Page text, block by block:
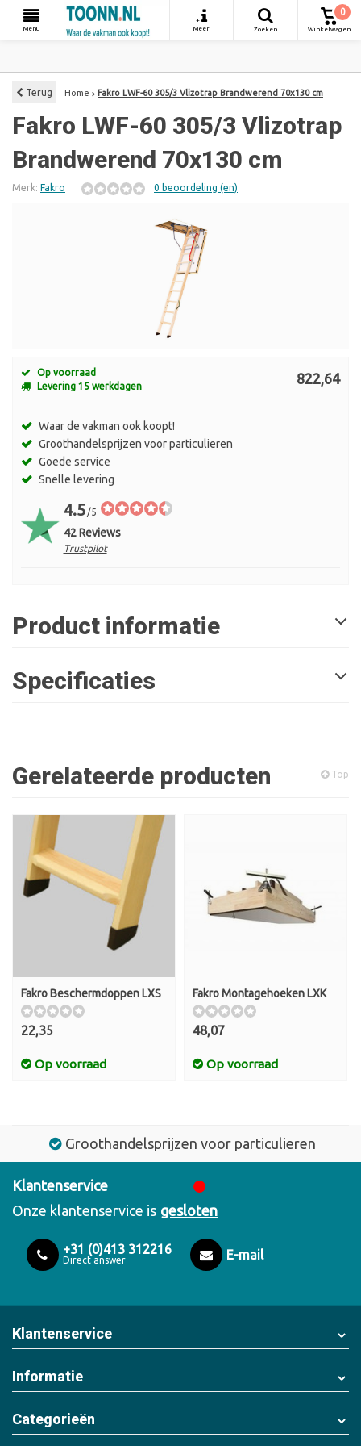
Menu
+
Meer
Zoeken
0
Winkelwagen
Terug Home Fakro LWF-60 305/3 Vlizotrap Brandwerend 70x130 cm
Fakro LWF-60 305/3 Vlizotrap
Brandwerend 70x130 cm
Merk: Fakro 0 beoordeling (en)
Op voorraad
Levering 15 werkdagen
822,64
Waar de vakman ook koopt!
Groothandelsprijzen voor particulieren
Goede service
Snelle levering
4.5 /5
42 Reviews
Trustpilot
Product informatie
Specificaties
Gerelateerde producten Top
Fakro Beschermdoppen LXS
22,35
Op voorraad
Fakro Montagehoeken LXK
48,07
Op voorraad
Groothandelsprijzen voor particulieren
Klantenservice
Onze klantenservice is gesloten
+31 (0)413 312216
Direct answer E-mail
Klantenservice
Informatie
Categorieën